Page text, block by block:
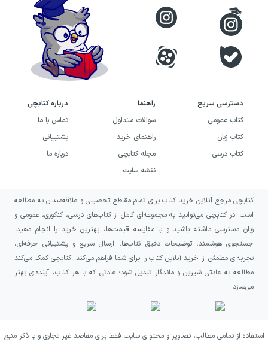
دسترسی سریع
کتاب عمومی
کتاب زبان
کتاب درسی
راهنما
سوالات متداول
راهنمای خرید
مجله کتابچی
نقشه سایت
درباره کتابچی
تماس با ما
پشتیبانی
درباره ما
کتابچی مرجع آنلاین خرید کتاب برای تمام مقاطع تحصیلی و علاقه‌مندان به مطالعه
است. در کتابچی می‌توانید به مجموعه‌ای کامل از کتاب‌های درسی، کنکوری، عمومی و
زبان دسترسی داشته باشید و با مقایسه قیمت‌ها، بهترین خرید را انجام دهید.
جستجوی هوشمند، توضیحات دقیق کتاب‌ها، ارسال سریع و پشتیبانی حرفه‌ای،
تجربه‌ای مطمئن از خرید آنلاین کتاب را برای شما فراهم می‌کند. کتابچی کمک می‌کند
مطالعه به عادتی شیرین و ماندگار تبدیل شود؛ عادتی که با هر کتاب، آینده‌ای بهتر
می‌سازد.
استفاده از تمامی مطالب، تصاویر و محتوای سایت فقط برای مقاصد غیر تجاری و با ذکر منبع